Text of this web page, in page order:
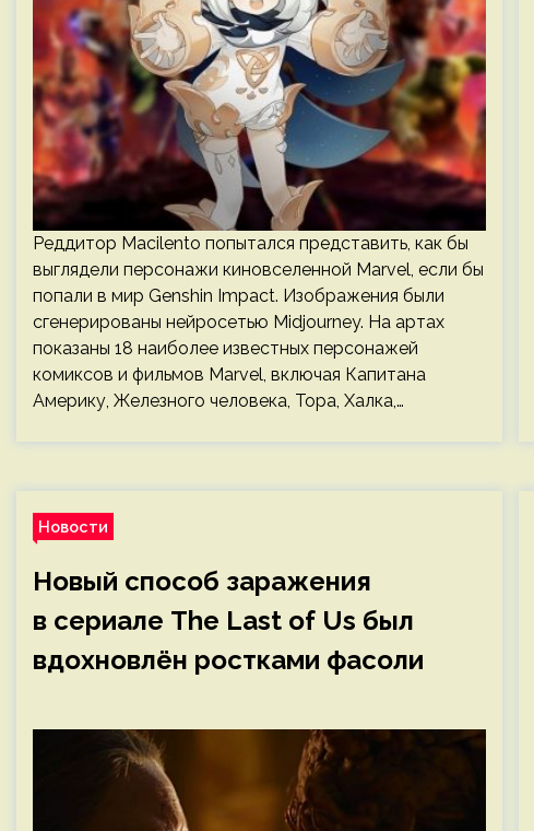
Реддитор Macilento попытался представить, как бы
выглядели персонажи киновселенной Marvel, если бы
попали в мир Genshin Impact. Изображения были
сгенерированы нейросетью Midjourney. На артах
показаны 18 наиболее известных персонажей
комиксов и фильмов Marvel, включая Капитана
Америку, Железного человека, Тора, Халка,…
Новости
Новый способ заражения
в сериале The Last of Us был
вдохновлён ростками фасоли